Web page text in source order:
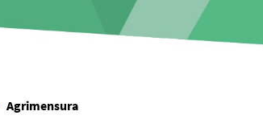
Agrimensura